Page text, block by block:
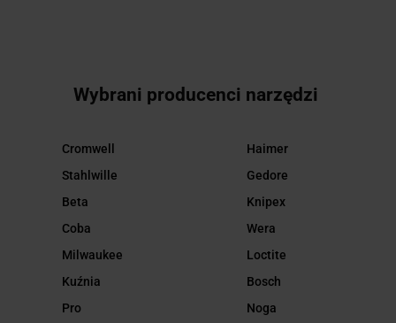
Wybrani producenci narzędzi
Cromwell
Stahlwille
Beta
Coba
Milwaukee
Kuźnia
Pro
Haimer
Gedore
Knipex
Wera
Loctite
Bosch
Noga